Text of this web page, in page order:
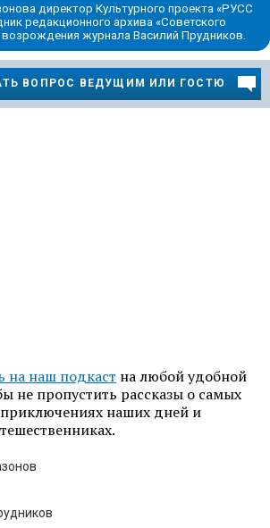
директор Культурного проекта «РУСС
редакционного архива «Советского
журнала Василий Прудников.
ВОПРОС ВЕДУЩИМ ИЛИ ГОСТЮ
на наш подкаст на любой удобной
не пропустить рассказы о самых
наших дней и